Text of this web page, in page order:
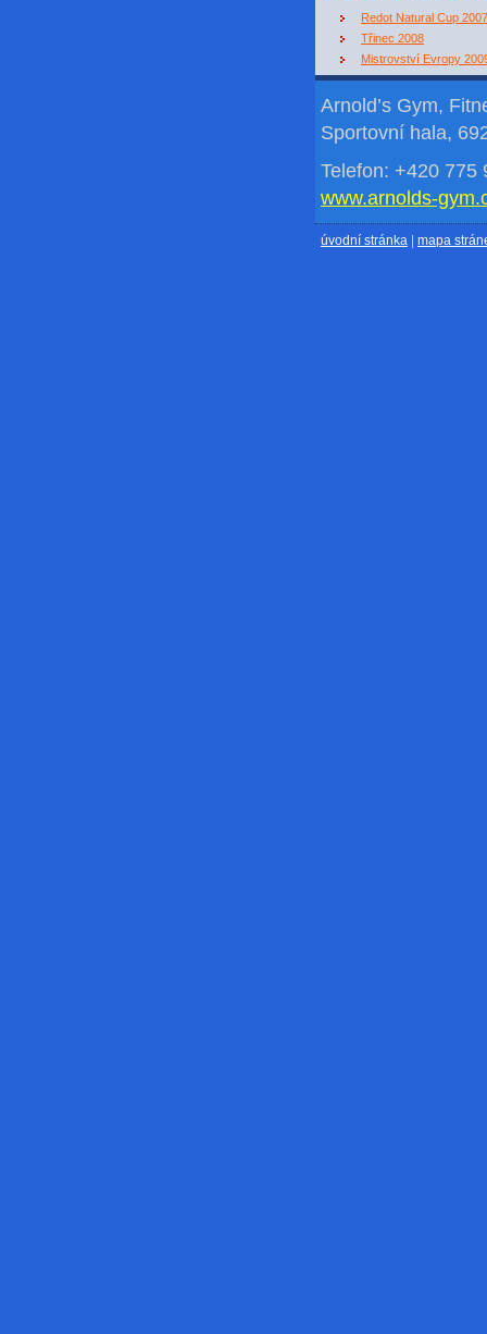
Redot Natural Cup 2007
Třinec 2008
Mistrovství Evropy
Arnold’s Gym,
Sportovní hala,
Telefon: +420
www.arnolds-
úvodní stránka | mapa